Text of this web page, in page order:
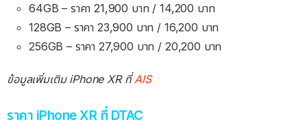
64GB – ราคา 21,900 บาท / 14,200 บาท
128GB – ราคา 23,900 บาท / 16,200 บาท
256GB – ราคา 27,900 บาท / 20,200 บาท
ข้อมูลเพิ่มเติม iPhone XR ที่AIS
ราคา iPhone XR ที่ DTAC